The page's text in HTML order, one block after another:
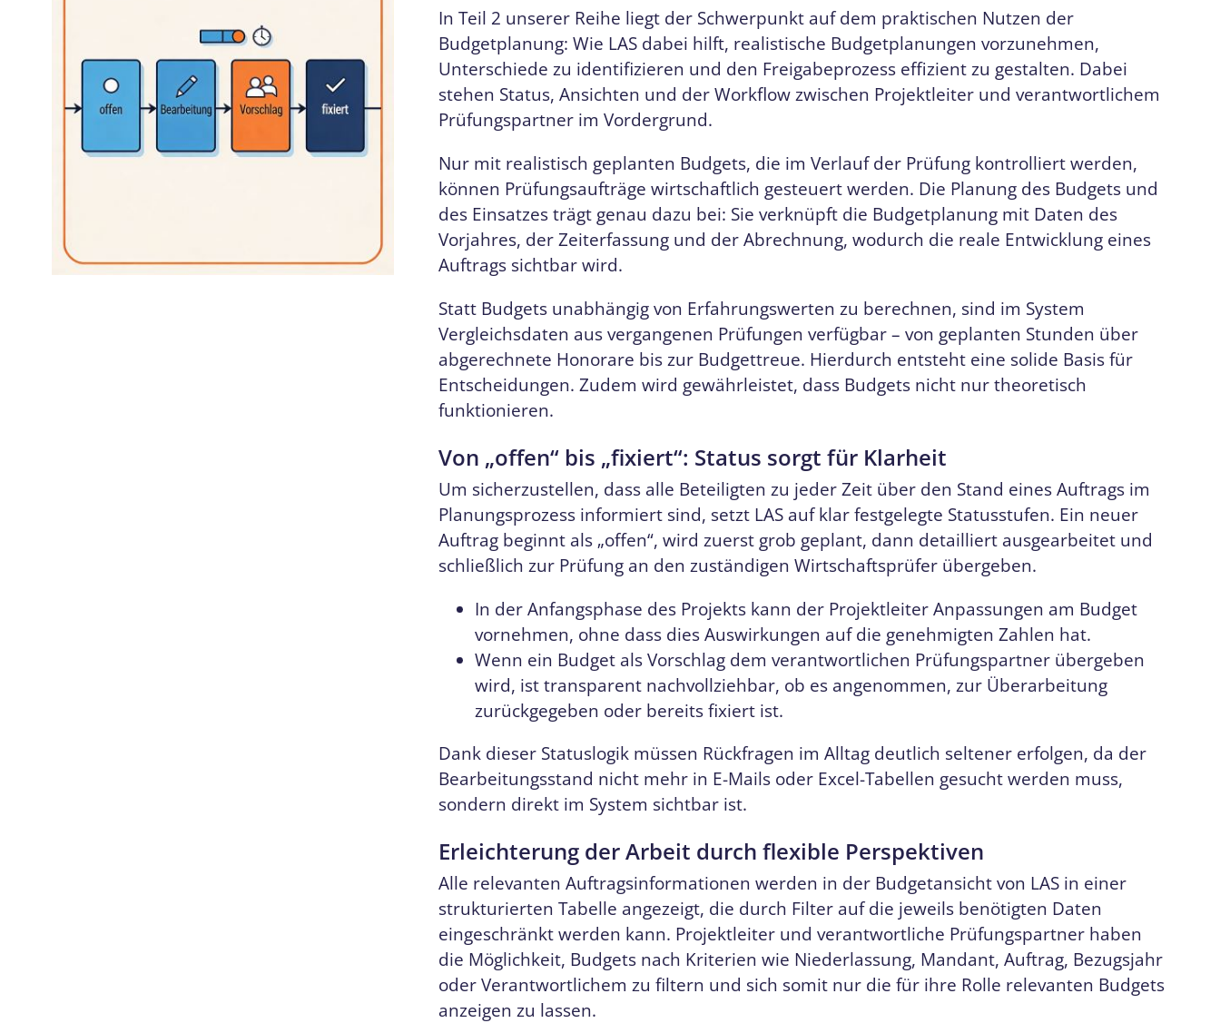
In Teil 2 unserer Reihe liegt der Schwerpunkt auf dem praktischen Nutzen der
Budgetplanung: Wie LAS dabei hilft, realistische Budgetplanungen vorzunehmen,
Unterschiede zu identifizieren und den Freigabeprozess effizient zu gestalten. Dabei
stehen Status, Ansichten und der Workflow zwischen Projektleiter und verantwortlichem
Prüfungspartner im Vordergrund.
Nur mit realistisch geplanten Budgets, die im Verlauf der Prüfung kontrolliert werden,
können Prüfungsaufträge wirtschaftlich gesteuert werden. Die Planung des Budgets und
des Einsatzes trägt genau dazu bei: Sie verknüpft die Budgetplanung mit Daten des
Vorjahres, der Zeiterfassung und der Abrechnung, wodurch die reale Entwicklung eines
Auftrags sichtbar wird.
Statt Budgets unabhängig von Erfahrungswerten zu berechnen, sind im System
Vergleichsdaten aus vergangenen Prüfungen verfügbar – von geplanten Stunden über
abgerechnete Honorare bis zur Budgettreue. Hierdurch entsteht eine solide Basis für
Entscheidungen. Zudem wird gewährleistet, dass Budgets nicht nur theoretisch
funktionieren.
Von „offen“ bis „fixiert“: Status sorgt für Klarheit
Um sicherzustellen, dass alle Beteiligten zu jeder Zeit über den Stand eines Auftrags im
Planungsprozess informiert sind, setzt LAS auf klar festgelegte Statusstufen. Ein neuer
Auftrag beginnt als „offen“, wird zuerst grob geplant, dann detailliert ausgearbeitet und
schließlich zur Prüfung an den zuständigen Wirtschaftsprüfer übergeben.
In der Anfangsphase des Projekts kann der Projektleiter Anpassungen am Budget
vornehmen, ohne dass dies Auswirkungen auf die genehmigten Zahlen hat.
Wenn ein Budget als Vorschlag dem verantwortlichen Prüfungspartner übergeben
wird, ist transparent nachvollziehbar, ob es angenommen, zur Überarbeitung
zurückgegeben oder bereits fixiert ist.
Dank dieser Statuslogik müssen Rückfragen im Alltag deutlich seltener erfolgen, da der
Bearbeitungsstand nicht mehr in E-Mails oder Excel-Tabellen gesucht werden muss,
sondern direkt im System sichtbar ist.
Erleichterung der Arbeit durch flexible Perspektiven
Alle relevanten Auftragsinformationen werden in der Budgetansicht von LAS in einer
strukturierten Tabelle angezeigt, die durch Filter auf die jeweils benötigten Daten
eingeschränkt werden kann. Projektleiter und verantwortliche Prüfungspartner haben
die Möglichkeit, Budgets nach Kriterien wie Niederlassung, Mandant, Auftrag, Bezugsjahr
oder Verantwortlichem zu filtern und sich somit nur die für ihre Rolle relevanten Budgets
anzeigen zu lassen.